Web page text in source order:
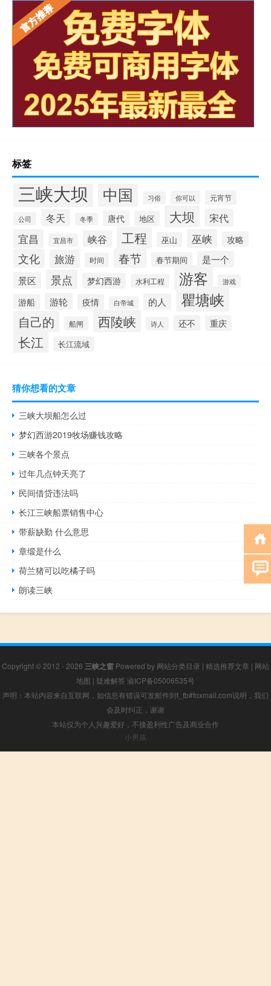
标签
三峡大坝 中国 习俗 你可以 元宵节
公司 冬天 冬季 唐代 地区 大坝 宋代
宜昌 宜昌市 峡谷 工程 巫山 巫峡 攻略
文化 旅游 时间 春节 春节期间
是一个
景区
景点 梦幻西游 水利工程 游客 游戏
游船 游轮 疫情 白帝城 的人 瞿塘峡
自己的 船闸 西陵峡 诗人 还不 重庆
长江 长江流域
猜你想看的文章
三峡大坝船怎么过
梦幻西游2019牧场赚钱攻略
三峡各个景点
过年几点钟天亮了
民间借贷违法吗
长江三峡船票销售中心
带薪缺勤 什么意思
章缎是什么
荷兰猪可以吃橘子吗
朗读三峡
Copyright © 2012 - 2026 三峡之窗 Powered by 网站分类目录 | 精选推荐文章 | 网站
地图 | 疑难解答 渝ICP备05006535号
声明：本站内容来自互联网，如信息有错误可发邮件到f_fb#foxmail.com说明，我们
会及时纠正，谢谢
本站仅为个人兴趣爱好，不接盈利性广告及商业合作
小男孩